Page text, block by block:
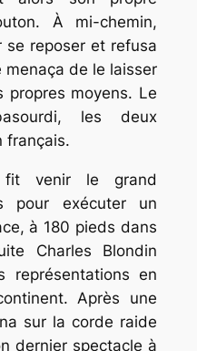
À mi-chemin,
se reposer et refusa
de le laisser
propres moyens. Le
les deux
français.
venir le grand
pour exécuter un
à 180 pieds dans
Charles Blondin
représentations en
Après une
sur la corde raide
dernier spectacle à